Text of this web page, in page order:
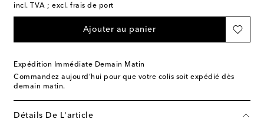
incl. TVA ; excl. frais de port
Ajouter au panier
Expédition Immédiate Demain Matin
Commandez aujourd’hui pour que votre colis soit expédié dès
demain matin.
Détails De L'article